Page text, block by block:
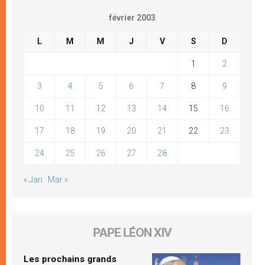
février 2003
L M M J V S D
1 2
3 4 5 6 7 8 9
10 11 12 13 14 15 16
17 18 19 20 21 22 23
24 25 26 27 28
« Jan Mar »
PAPE LÉON XIV
Les prochains grands